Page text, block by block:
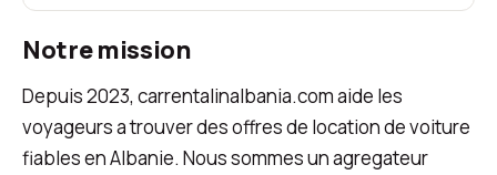
Notre mission
Depuis 2023, carrentalinalbania.com aide les
voyageurs a trouver des offres de location de voiture
fiables en Albanie. Nous sommes un agregateur